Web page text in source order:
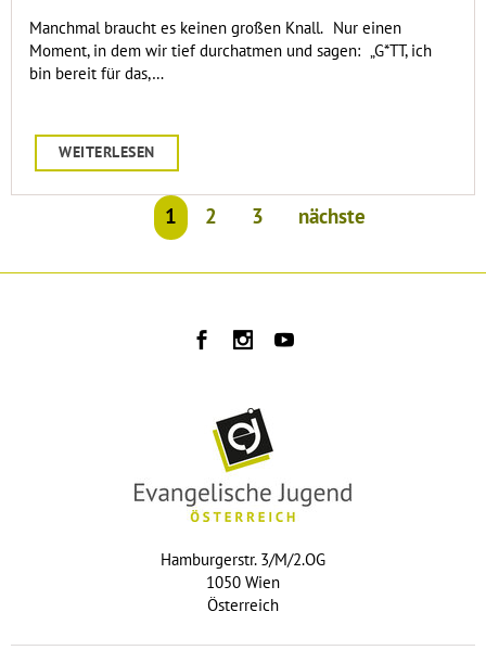
Manchmal braucht es keinen großen Knall. Nur einen
Moment, in dem wir tief durchatmen und sagen: „G*TT, ich
bin bereit für das,…
WEITERLESEN
1 2 3 nächste
Hamburgerstr. 3/M/2.OG
1050 Wien
Österreich